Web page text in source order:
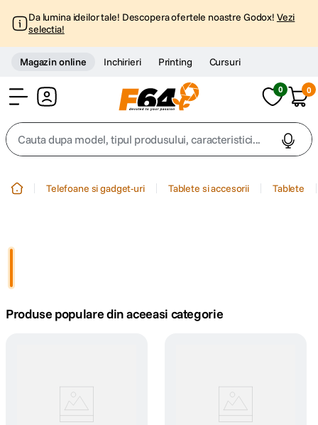
Da lumina ideilor tale! Descopera ofertele noastre Godox! Vezi
selectia!
Magazin online Inchirieri Printing Cursuri
0 0
Cauta dupa model, tipul produsului, caracteristici...
4. peak design
Telefoane si gadget-uri Tablete si accesorii Tablete
Produse populare din aceeasi categorie